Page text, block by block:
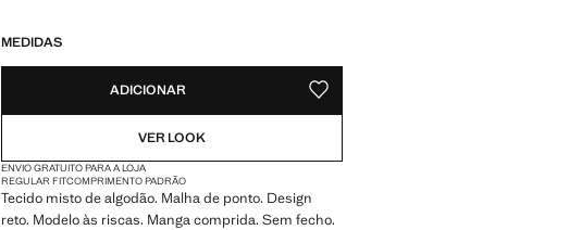
MEDIDAS
ADICIONAR GUARDAR NOS ARTIGOS PREFERIDOS
VER LOOK
ENVIO GRATUITO PARA A LOJA
REGULAR FITCOMPRIMENTO PADRÃO
Tecido misto de algodão. Malha de ponto. Design
reto. Modelo às riscas. Manga comprida. Sem fecho.